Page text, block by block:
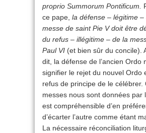
proprio Summorum Pontificum.
ce pape, la défense – légitime –
messe de saint Pie V doit être
du refus – illégitime – de la
Paul VI (et bien sûr du concile).
dit, la défense de l’ancien Ordo
signifier le rejet du nouvel Ordo
refus de principe de le célébrer.
messes nous sont données par
est compréhensible d’en
d’écarter l’autre comme étant
La nécessaire réconciliation